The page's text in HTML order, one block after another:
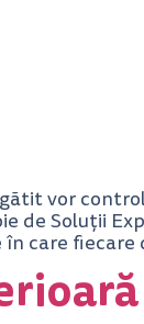
vor
de Soluții
care fiecare